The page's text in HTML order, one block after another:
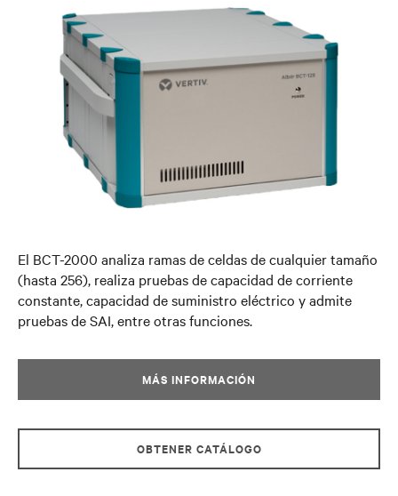
El BCT-2000 analiza ramas de celdas de cualquier tamaño
(hasta 256), realiza pruebas de capacidad de corriente
constante, capacidad de suministro eléctrico y admite
pruebas de SAI, entre otras funciones.
MÁS INFORMACIÓN
OBTENER CATÁLOGO